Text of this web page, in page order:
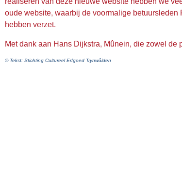
oude website, waarbij de voormalige
hebben verzet.
Met dank aan Hans Dijkstra, Mûnein, die zowel de
© Tekst: Stichting Cultureel Erfgoed Trynwâlden